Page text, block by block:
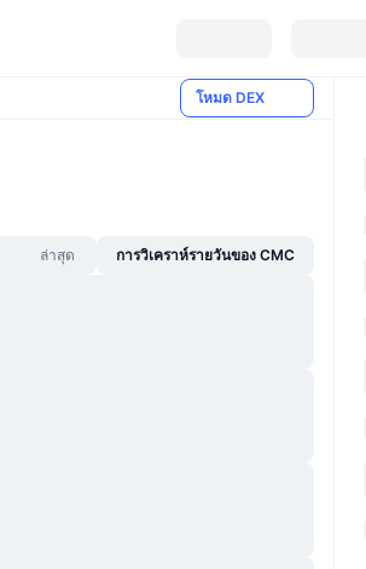
โหมด DEX
ล่าสุด การวิเคราห์รายวันของ CMC